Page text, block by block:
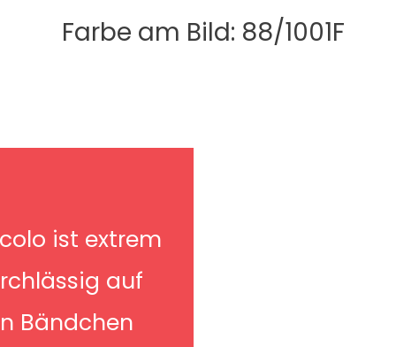
Farbe am Bild: 88/1001F
ist extrem
auf
Bändchen